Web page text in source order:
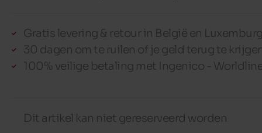
Gratis levering & retour in België en
30 dagen om te ruilen of je geld terug te
100% veilige betaling met Ingenico -
Dit artikel kan niet gereserveerd worden